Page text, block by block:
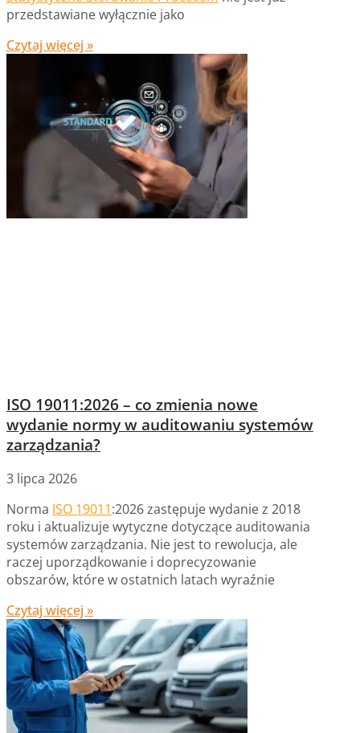
przedstawiane wyłącznie jako
Czytaj więcej »
ISO 19011:2026 – co zmienia nowe
wydanie normy w auditowaniu systemów
zarządzania?
3 lipca 2026
Norma ISO 19011:2026 zastępuje wydanie z 2018
roku i aktualizuje wytyczne dotyczące auditowania
systemów zarządzania. Nie jest to rewolucja, ale
raczej uporządkowanie i doprecyzowanie
obszarów, które w ostatnich latach wyraźnie
Czytaj więcej »